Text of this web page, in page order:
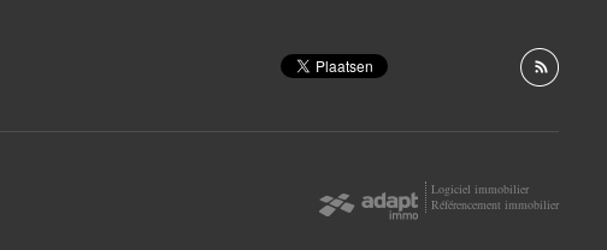
Logiciel immobilier
Référencement immobilier